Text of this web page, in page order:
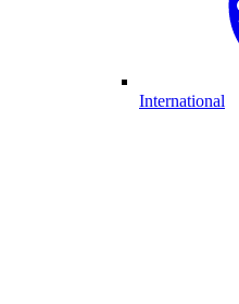
International